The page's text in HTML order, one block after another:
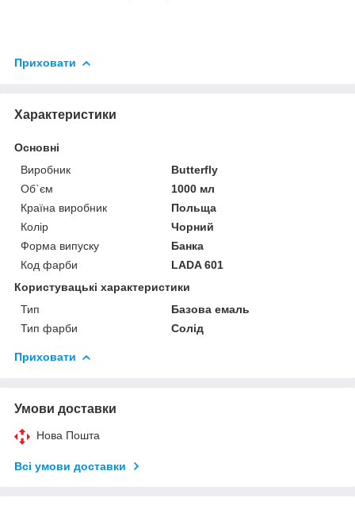
Приховати
Характеристики
Основні
Виробник
Butterfly
Об`єм
1000 мл
Країна виробник
Польща
Колір
Чорний
Форма випуску
Банка
Код фарби
LADA 601
Користувацькi характеристики
Тип
Базова емаль
Тип фарби
Солід
Приховати
Умови доставки
Нова Пошта
Всі умови доставки